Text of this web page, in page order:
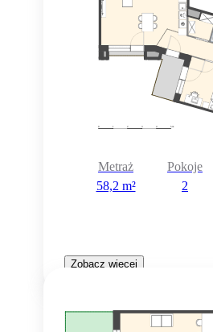
Metraż
58,2 m²
Pokoje
2
Zobacz więcej